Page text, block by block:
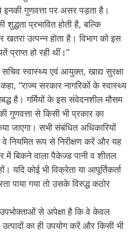
इनकी गुणवत्ता पर असर पड़ता है।
प्रभावित होती है, बल्कि
खतरा उत्पन्न होता है। विभाग को इस
प्राप्त हो रही थीं।”
स्वास्थ्य एवं आयुक्त, खाद्य सुरक्षा
“राज्य सरकार नागरिकों के स्वास्थ्य
है। गर्मियों के इस संवेदनशील मौसम
गुणवत्ता से किसी भी प्रकार का
जाएगा। सभी संबंधित अधिकारियों
वे नियमित रूप से निरीक्षण करें और यह
में बिकने वाला पैकेज्ड पानी व शीतल
कोई भी विक्रेता या आपूर्तिकर्ता
पाया गया तो उसके विरुद्ध कठोर
से अपेक्षा है कि वे केवल
का ही उपयोग करें और किसी भी